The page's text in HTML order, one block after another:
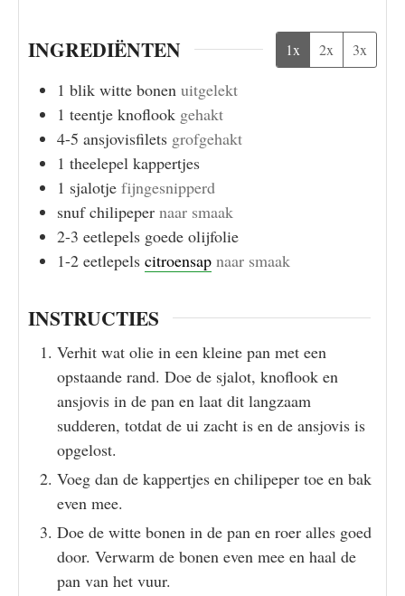
INGREDIËNTEN 1x 2x 3x
1 blik witte bonen uitgelekt
1 teentje knoflook gehakt
4-5 ansjovisfilets grofgehakt
1 theelepel kappertjes
1 sjalotje fijngesnipperd
snuf chilipeper naar smaak
2-3 eetlepels goede olijfolie
1-2 eetlepels citroensap naar smaak
INSTRUCTIES
Verhit wat olie in een kleine pan met een
opstaande rand. Doe de sjalot, knoflook en
ansjovis in de pan en laat dit langzaam
sudderen, totdat de ui zacht is en de ansjovis is
opgelost.
Voeg dan de kappertjes en chilipeper toe en bak
even mee.
Doe de witte bonen in de pan en roer alles goed
door. Verwarm de bonen even mee en haal de
pan van het vuur.